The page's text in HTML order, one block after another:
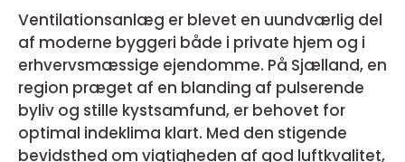
Ventilationsanlæg er blevet en uundværlig del
af moderne byggeri både i private hjem og i
erhvervsmæssige ejendomme. På Sjælland, en
region præget af en blanding af pulserende
byliv og stille kystsamfund, er behovet for
optimal indeklima klart. Med den stigende
bevidsthed om vigtigheden af god luftkvalitet,